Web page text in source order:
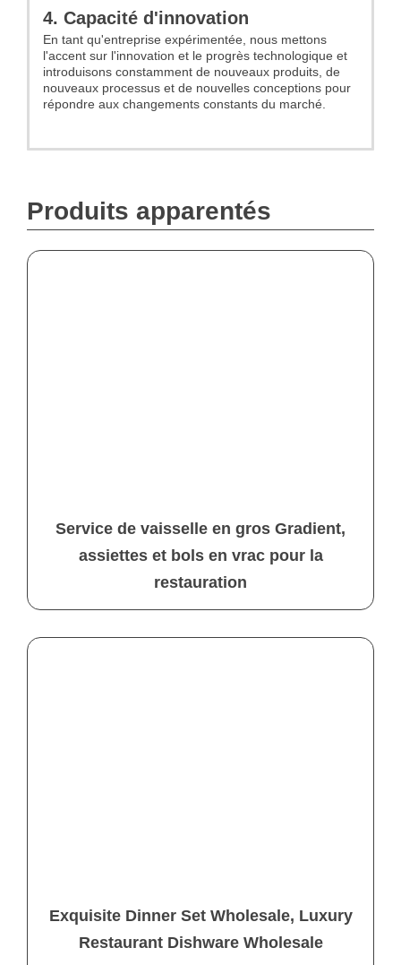
4. Capacité d'innovation
En tant qu'entreprise expérimentée, nous mettons
l'accent sur l'innovation et le progrès technologique et
introduisons constamment de nouveaux produits, de
nouveaux processus et de nouvelles conceptions pour
répondre aux changements constants du marché.
Produits apparentés
Service de vaisselle en gros Gradient,
assiettes et bols en vrac pour la
restauration
Exquisite Dinner Set Wholesale, Luxury
Restaurant Dishware Wholesale